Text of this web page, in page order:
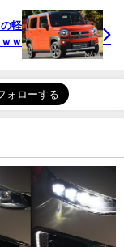
軽
ｗ